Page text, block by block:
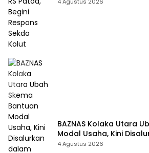
BAZNAS Kolaka Utara
Modal Usaha, Kini
Barang Senilai Rp419,5
4 Agustus 2026